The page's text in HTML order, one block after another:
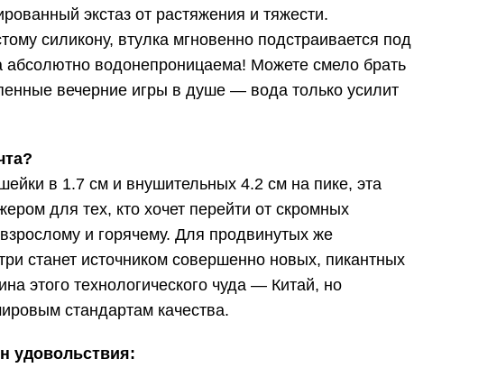
экстаз от растяжения и тяжести.
силикону, втулка мгновенно подстраивается под
абсолютно водонепроницаема! Можете смело брать
вечерние игры в душе — вода только усилит
в 1.7 см и внушительных 4.2 см на пике, эта
для тех, кто хочет перейти от скромных
и горячему. Для продвинутых же
станет источником совершенно новых, пикантных
этого технологического чуда — Китай, но
стандартам качества.
удовольствия: